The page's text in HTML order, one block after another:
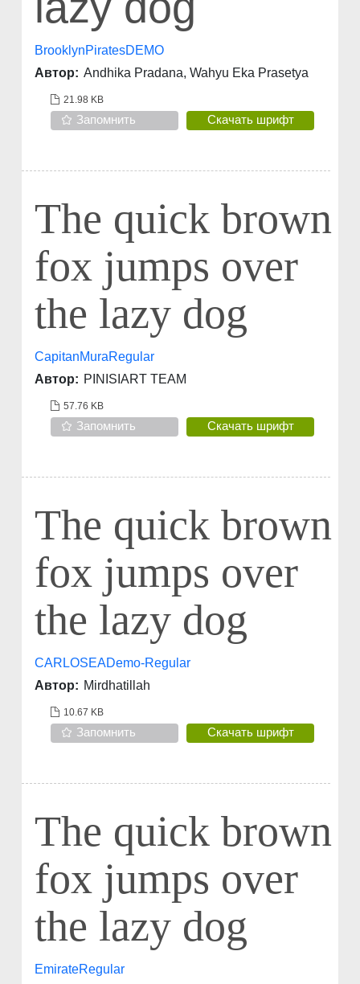
BrooklynPiratesDEMO
Автор: Andhika Pradana, Wahyu Eka Prasetya
21.98 KB
Запомнить Скачать шрифт
The quick brown
fox jumps over
the lazy dog
CapitanMuraRegular
Автор: PINISIART TEAM
57.76 KB
Запомнить Скачать шрифт
The quick brown
fox jumps over
the lazy dog
CARLOSEADemo-Regular
Автор: Mirdhatillah
10.67 KB
Запомнить Скачать шрифт
The quick brown
fox jumps over
the lazy dog
EmirateRegular